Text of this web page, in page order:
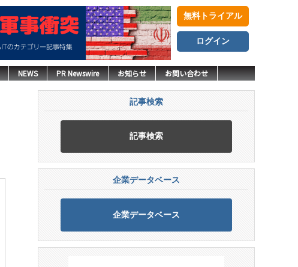
無料トライアル
ログイン
NEWS PR Newswire お知らせ お問い合わせ
記事検索
記事検索
企業データベース
企業データベース